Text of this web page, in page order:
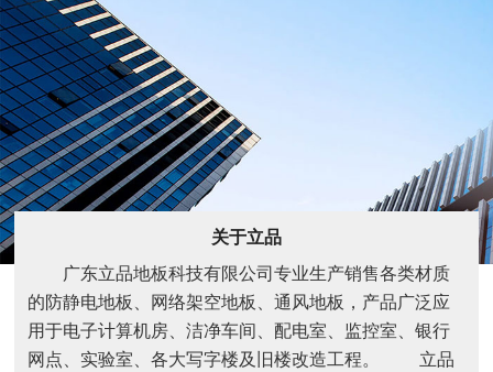
关于立品
广东立品地板科技有限公司专业生产销售各类材质
的防静电地板、网络架空地板、通风地板，产品广泛应
用于电子计算机房、洁净车间、配电室、监控室、银行
网点、实验室、各大写字楼及旧楼改造工程。 立品